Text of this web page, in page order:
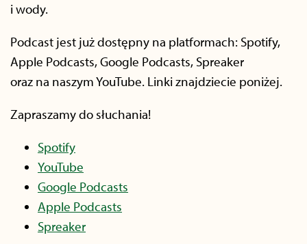
i wody.
Podcast jest już dostępny na platformach: Spotify,
Apple Podcasts, Google Podcasts, Spreaker
oraz na naszym YouTube. Linki znajdziecie poniżej.
Zapraszamy do słuchania!
Spotify
YouTube
Google Podcasts
Apple Podcasts
Spreaker